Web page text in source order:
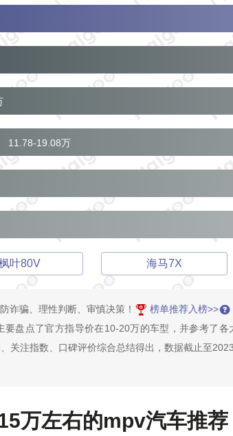
11.78-19.08万
叶80V 海马7X
诈骗、理性判断、审慎决策！
榜单推荐入榜>>
要盘点了官方指导价在10-20万的车型，并参考了各
关注指数、口碑评价综合总结得出，数据截止至
万左右的mpv汽车推荐